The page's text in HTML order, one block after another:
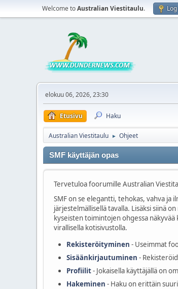
Welcome toAustralian Viestitaulu.
elokuu 06, 2026, 23:30
Etusivu Haku
Australian Viestitaulu ► Ohjeet
SMF käyttäjän opas
Tervetuloa foorumille Australian
SMF on se elegantti, tehokas, vahva ja
järjestelmällisellä tavalla. Lisäksi siinä
kyseisten toimintojen ohgessa
virallisella kotisivustolla.
Rekisteröityminen - Useimmat
Sisäänkirjautuminen -
Profiilit- Jokaisella käyttäjällä on
Hakeminen - Haku on erittäin